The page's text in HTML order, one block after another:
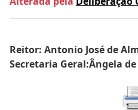
Reitor: Antonio José de
Secretaria Geral:Ângela